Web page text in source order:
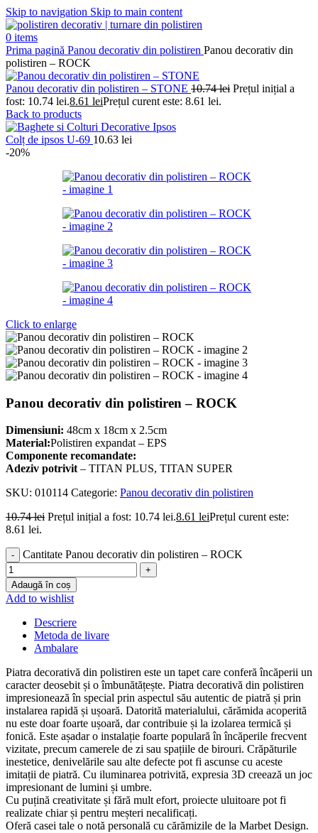
Skip to navigation Skip to main content
0 items
Prima pagină Panou decorativ din polistiren Panou decorativ din
polistiren – ROCK
Panou decorativ din polistiren – STONE 10.74lei Prețul inițial a
fost: 10.74 lei.8.61 leiPrețul curent este: 8.61 lei.
Back to products
Colț de ipsos U-69 10.63 lei
-20%
Click to enlarge
Panou decorativ din polistiren – ROCK
Dimensiuni: 48cm x 18cm x 2.5cm
Material:Polistiren expandat – EPS
Componente recomandate:
Adeziv potrivit– TITAN PLUS, TITAN SUPER
SKU: 010114 Categorie: Panou decorativ din polistiren
10.74lei Prețul inițial a fost: 10.74 lei.8.61 leiPrețul curent este:
8.61 lei.
Cantitate Panou decorativ din polistiren – ROCK
Adaugă în coș
Add to wishlist
Descriere
Metoda de livare
Ambalare
Piatra decorativă din polistiren este un tapet care conferă încăperii un
caracter deosebit și o îmbunătățește. Piatra decorativă din polistiren
impresionează în special prin aspectul său autentic de piatră și prin
instalarea rapidă și ușoară. Datorită materialului, cărămida acoperită
nu este doar foarte ușoară, dar contribuie și la izolarea termică și
fonică. Este așadar o instalație foarte populară în încăperile frecvent
vizitate, precum camerele de zi sau spațiile de birouri. Crăpăturile
inestetice, denivelările sau alte defecte pot fi ascunse cu aceste
imitații de piatră. Cu iluminarea potrivită, expresia 3D creează un joc
impresionant de lumini și umbre.
Cu puțină creativitate și fără mult efort, proiecte uluitoare pot fi
realizate chiar și pentru meșteri necalificați.
Oferă casei tale o notă personală cu cărămizile de la Marbet Design.